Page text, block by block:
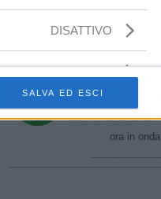
DISATTIVO
SALVA ED ESCI
ora in onda